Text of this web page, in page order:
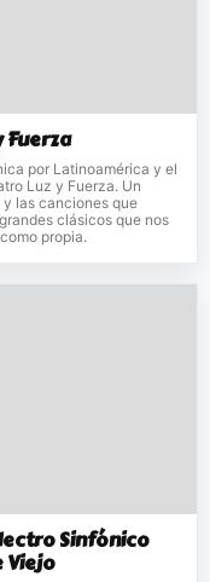
Fuerza
por Latinoamérica y el
Luz y Fuerza. Un
las canciones que
clásicos que nos
propia.
Sinfónico
Viejo